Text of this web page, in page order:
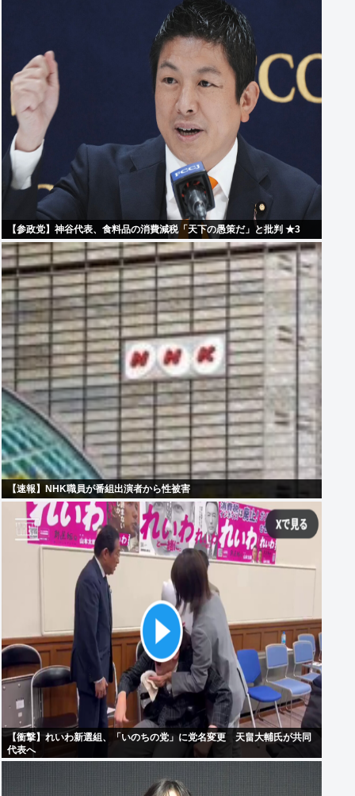
【参政党】神谷代表、食料品の消費減税「天下の愚策だ」と批判 ★3
【速報】NHK職員が番組出演者から性被害
【衝撃】れいわ新選組、「いのちの党」に党名変更 天畠大輔氏が共同
代表へ